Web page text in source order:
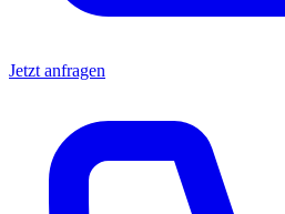
Jetzt anfragen